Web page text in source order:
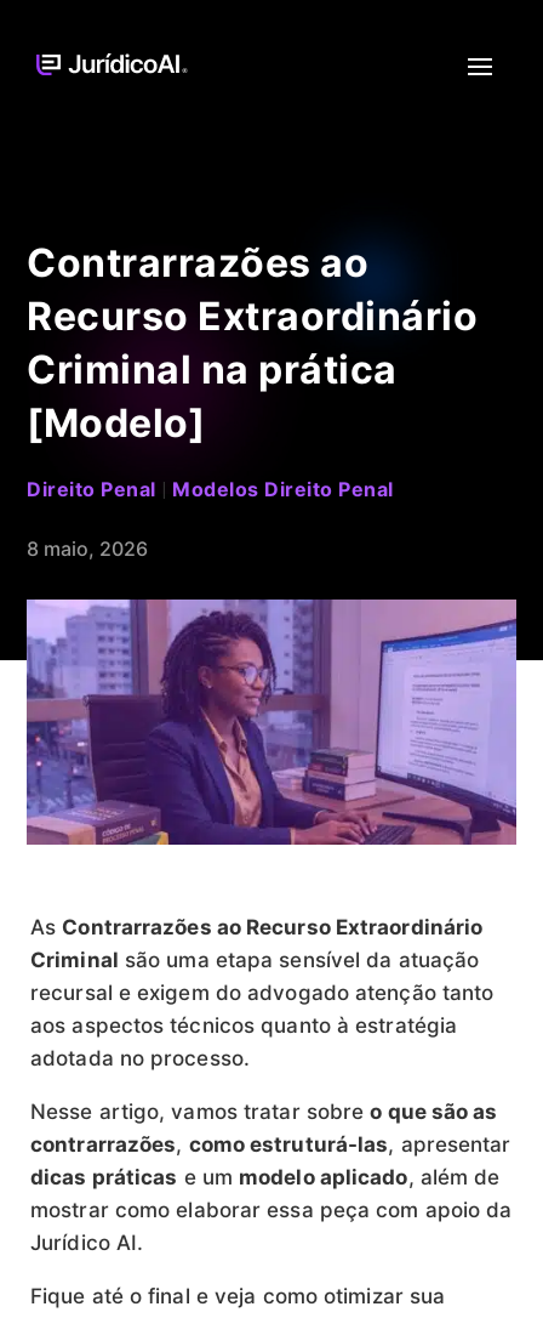
Contrarrazões ao
Recurso Extraordinário
Criminal na prática
[Modelo]
Direito Penal | Modelos Direito Penal
8 maio, 2026
As Contrarrazões ao Recurso Extraordinário
Criminal são uma etapa sensível da atuação
recursal e exigem do advogado atenção tanto
aos aspectos técnicos quanto à estratégia
adotada no processo.
Nesse artigo, vamos tratar sobreo que são as
contrarrazões, como estruturá-las, apresentar
dicas práticas e um modelo aplicado, além de
mostrar como elaborar essa peça com apoio da
Jurídico AI.
Fique até o final e veja como otimizar sua